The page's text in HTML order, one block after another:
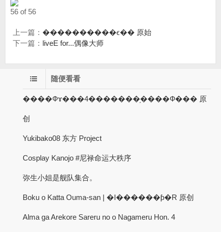
56 of 56
上一篇： ����������ϵ�� 原始
下一篇： liveE for...偶像大师
随便看看
����Фɤ���4�������֥����Ф��� 原
创
Yukibako08 东方 Project
Cosplay Kanojo #尼禄命运大秩序
弥生小姐是舰队集合。
Boku o Katta Ouma-san | �I������ƥ�R 原创
Alma ga Arekore Sareru no o Nagameru Hon. 4